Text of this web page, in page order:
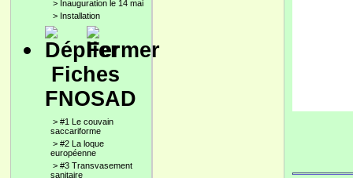
> Inauguration le 14 mai
> Installation
Fiches
FNOSAD
> #1 Le couvain
saccariforme
> #2 La loque
européenne
> #3 Transvasement
sanitaire